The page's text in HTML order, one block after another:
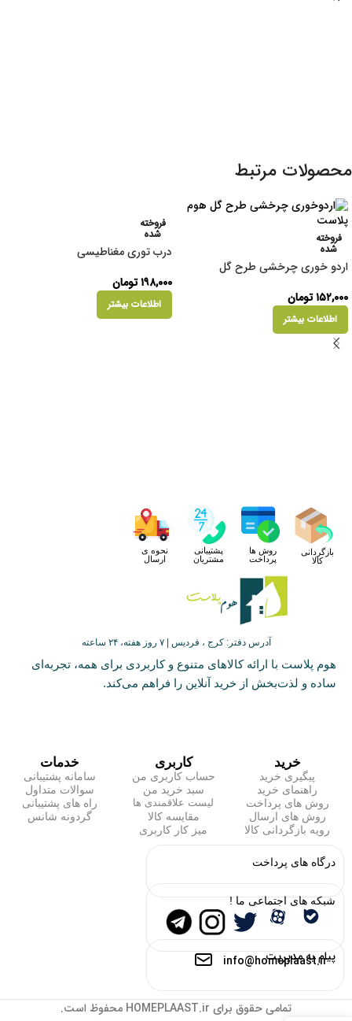
محصولات مرتبط
فروخته
شده
اردو خوری چرخشی طرح گل
۱۵۲,۰۰۰تومان
اطلاعات بیشتر
فروخته
شده
درب توری مغناطیسی
۱۹۸,۰۰۰تومان
اطلاعات بیشتر
بازگردانی
کالا
روش ها
پرداخت
پشتیبانی
مشتریان
نحوه ی
ارسال
آدرس دفتر: کرج ، فردیس | ۷ روز هفته، ۲۴ ساعته
هوم پلاست با ارائه کالاهای متنوع و کاربردی برای همه، تجربه‌ای
ساده و لذت‌بخش از خرید آنلاین را فراهم می‌کند.
خرید
پیگیری خرید
راهنمای خرید
روش های پرداخت
روش های ارسال
رویه بازگردانی کالا
کاربری
حساب کاربری من
سبد خرید من
لیست علاقمندی ها
مقایسه کالا
میز کار کاربری
خدمات
سامانه پشتیبانی
سوالات متداول
راه های پشتیبانی
گردونه شانس
درگاه های پرداخت
شبکه های اجتماعی ما !
پیام به مدیریت
info@homeplaast.ir
تمامی حقوق برای HOMEPLAAST.ir محفوظ است.